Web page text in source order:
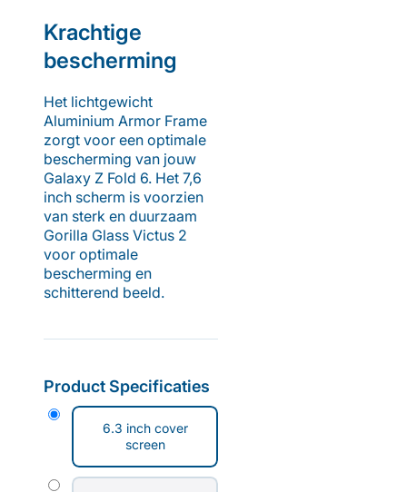
Krachtige
bescherming
Het lichtgewicht
Aluminium Armor Frame
zorgt voor een optimale
bescherming van jouw
Galaxy Z Fold 6. Het 7,6
inch scherm is voorzien
van sterk en duurzaam
Gorilla Glass Victus 2
voor optimale
bescherming en
schitterend beeld.
Product Specificaties
6.3 inch cover
screen